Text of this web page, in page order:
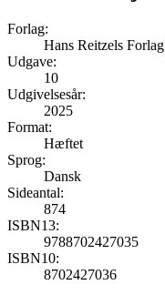
Forlag:
Hans Reitzels Forlag
Udgave:
10
Udgivelsesår:
2025
Format:
Hæftet
Sprog:
Dansk
Sideantal:
874
ISBN13:
9788702427035
ISBN10:
8702427036